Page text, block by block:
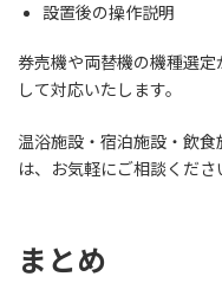
設置後の操作説明
券売機や両替機の機種選
して対応いたします。
温浴施設・宿泊施設・飲
は、お気軽にご相談くださ
まとめ